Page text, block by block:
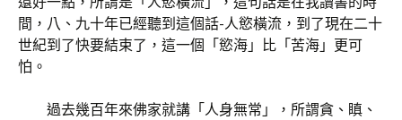
間，八、九十年已經聽到這個話-人慾橫流，到了現在二十
世紀到了快要結束了，這一個「慾海」比「苦海」更可
怕。
過去幾百年來佛家就講「人身無常」，所謂貪、瞋、